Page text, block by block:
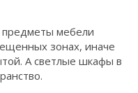
мебели
зонах, иначе
А светлые шкафы в